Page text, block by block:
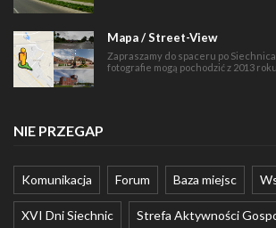
Mapa / Street-View
Zapraszamy do spaceru po
fotografie mogą pochodzić z 2013 roku.
NIE PRZEGAP
Komunikacja Forum Baza miejsc
XVI Dni Siechnic Strefa Aktywności